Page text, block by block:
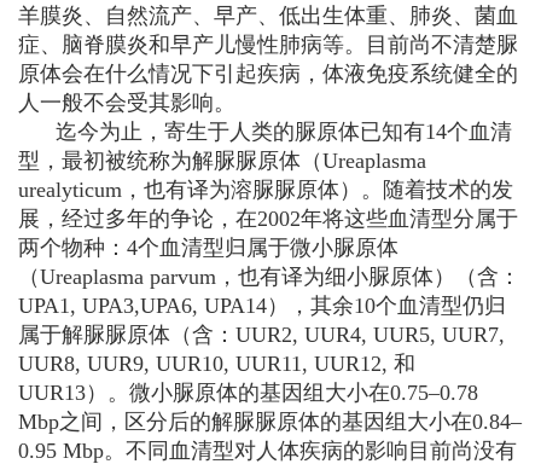
羊膜炎、自然流产、早产、低出生体重、肺炎、菌血
症、脑脊膜炎和早产儿慢性肺病等。目前尚不清楚脲
原体会在什么情况下引起疾病，体液免疫系统健全的
人一般不会受其影响。
迄今为止，寄生于人类的脲原体已知有14个血清
型，最初被统称为解脲脲原体（Ureaplasma
urealyticum ，也有译为溶脲脲原体）。随着技术的发
展，经过多年的争论，在2002年将这些血清型分属于
两个物种：4个血清型归属于微小脲原体
（Ureaplasma parvum ，也有译为细小脲原体）（含：
UPA1, UPA3,UPA6, UPA14），其余10个血清型仍归
属于解脲脲原体（含：UUR2, UUR4, UUR5, UUR7,
UUR8, UUR9, UUR10, UUR11, UUR12, 和
UUR13）。微小脲原体的基因组大小在0.75–0.78
Mbp之间，区分后的解脲脲原体的基因组大小在0.84–
0.95 Mbp。不同血清型对人体疾病的影响目前尚没有